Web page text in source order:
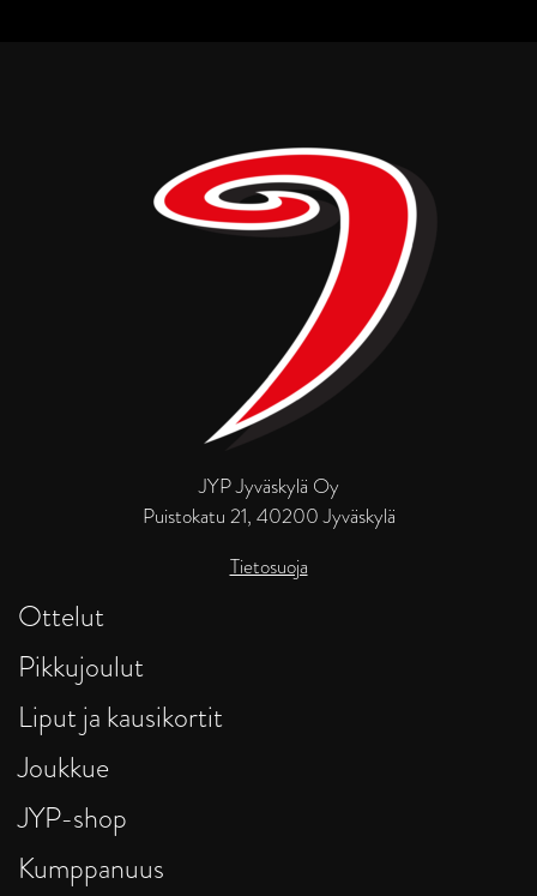
JYP Jyväskylä Oy
Puistokatu 21, 40200 Jyväskylä
Tietosuoja
Ottelut
Pikkujoulut
Liput ja kausikortit
Joukkue
JYP-shop
Kumppanuus